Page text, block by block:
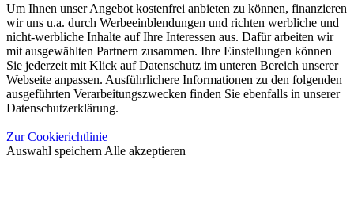
Um Ihnen unser Angebot kostenfrei anbieten zu können, finanzieren
wir uns u.a. durch Werbeeinblendungen und richten werbliche und
nicht-werbliche Inhalte auf Ihre Interessen aus. Dafür arbeiten wir
mit ausgewählten Partnern zusammen. Ihre Einstellungen können
Sie jederzeit mit Klick auf Datenschutz im unteren Bereich unserer
Webseite anpassen. Ausführlichere Informationen zu den folgenden
ausgeführten Verarbeitungszwecken finden Sie ebenfalls in unserer
Datenschutzerklärung.
Zur Cookierichtlinie
Auswahl speichern Alle akzeptieren